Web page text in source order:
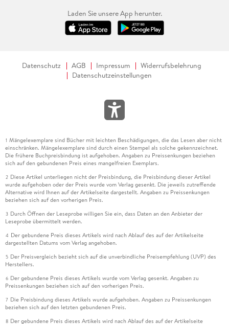
Laden Sie unsere App herunter.
Datenschutz AGB Impressum
Widerrufsbelehrung
Datenschutzeinstellungen
1 Mängelexemplare sind Bücher mit leichten Beschädigungen, die das Lesen aber nicht
einschränken. Mängelexemplare sind durch einen Stempel als solche gekennzeichnet.
Die frühere Buchpreisbindung ist aufgehoben. Angaben zu Preissenkungen beziehen
sich auf den gebundenen Preis eines mangelfreien Exemplars.
2 Diese Artikel unterliegen nicht der Preisbindung, die Preisbindung dieser Artikel
wurde aufgehoben oder der Preis wurde vom Verlag gesenkt. Die jeweils zutreffende
Alternative wird Ihnen auf der Artikelseite dargestellt. Angaben zu Preissenkungen
beziehen sich auf den vorherigen Preis.
3 Durch Öffnen der Leseprobe willigen Sie ein, dass Daten an den Anbieter der
Leseprobe übermittelt werden.
4 Der gebundene Preis dieses Artikels wird nach Ablauf des auf der Artikelseite
dargestellten Datums vom Verlag angehoben.
5 Der Preisvergleich bezieht sich auf die unverbindliche Preisempfehlung (UVP) des
Herstellers.
6 Der gebundene Preis dieses Artikels wurde vom Verlag gesenkt. Angaben zu
Preissenkungen beziehen sich auf den vorherigen Preis.
7 Die Preisbindung dieses Artikels wurde aufgehoben. Angaben zu Preissenkungen
beziehen sich auf den letzten gebundenen Preis.
8 Der gebundene Preis dieses Artikels wird nach Ablauf des auf der Artikelseite